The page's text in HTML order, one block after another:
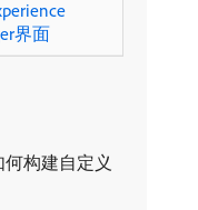
界面
构建自定义